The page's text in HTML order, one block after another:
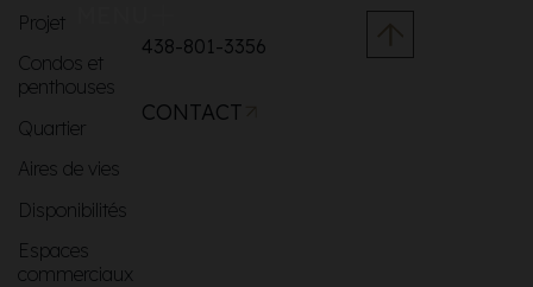
Projet
Condos et
penthouses
Quartier
Aires de vies
Disponibilités
Espaces
commerciaux
438-801-3356
CONTACT